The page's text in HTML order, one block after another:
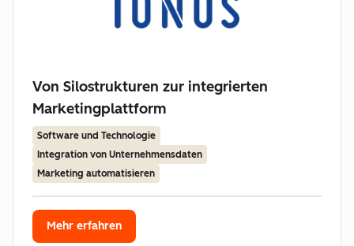
Von Silostrukturen zur integrierten
Marketingplattform
Software und Technologie
Integration von Unternehmensdaten
Marketing automatisieren
Mehr erfahren